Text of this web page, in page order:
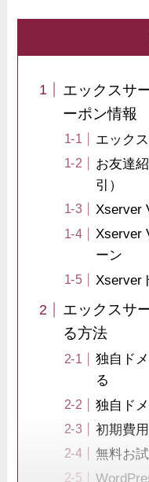
エックスサ
ーポン情報
エック
お友達
引）
Xserver
Xserver
ーン
Xserver
エックスサ
る方法
独自ド
る
独自ド
初期費
無料お